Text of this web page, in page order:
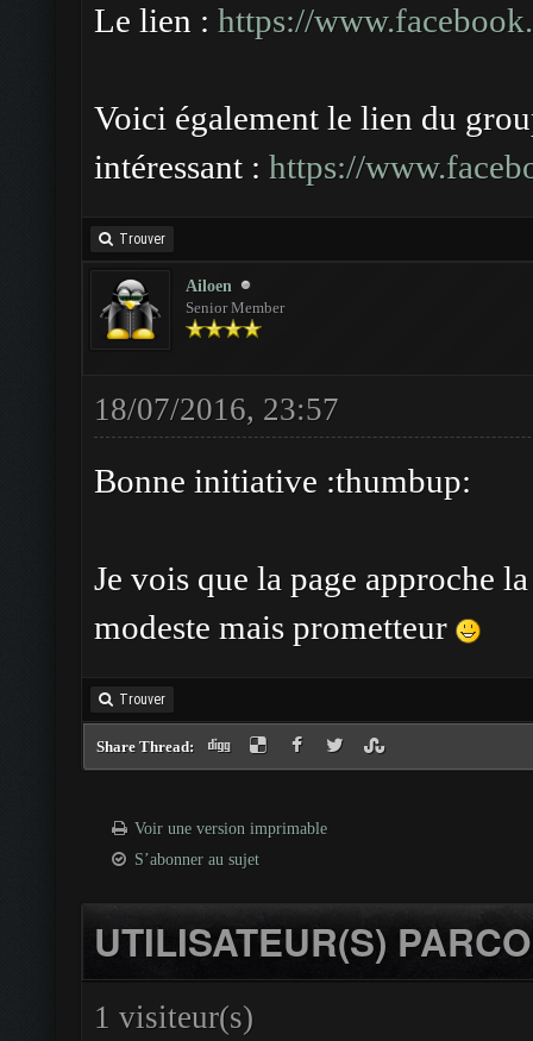
Le lien : https://
Voici également le lien du
intéressant : https://
Trouver
Ailoen
Senior Member
18/07/2016, 23:57
Bonne initiative :thumbup:
Je vois que la page approche
modeste mais prometteur
Trouver
Share Thread:
Voir une version imprimable
S’abonner au sujet
UTILISATEUR(S)
1 visiteur(s)